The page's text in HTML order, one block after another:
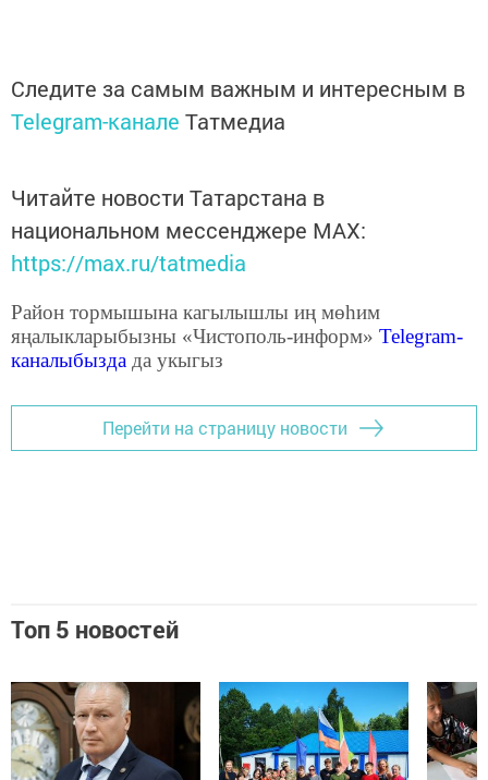
Следите за самым важным и интересным в
Telegram-канале Татмедиа
Читайте новости Татарстана в
национальном мессенджере MАХ:
https://max.ru/tatmedia
Район тормышына кагылышлы иң мөһим
яңалыкларыбызны «Чистополь-информ» Telegram-
каналыбызда да укыгыз
Перейти на страницу новости
Топ 5 новостей